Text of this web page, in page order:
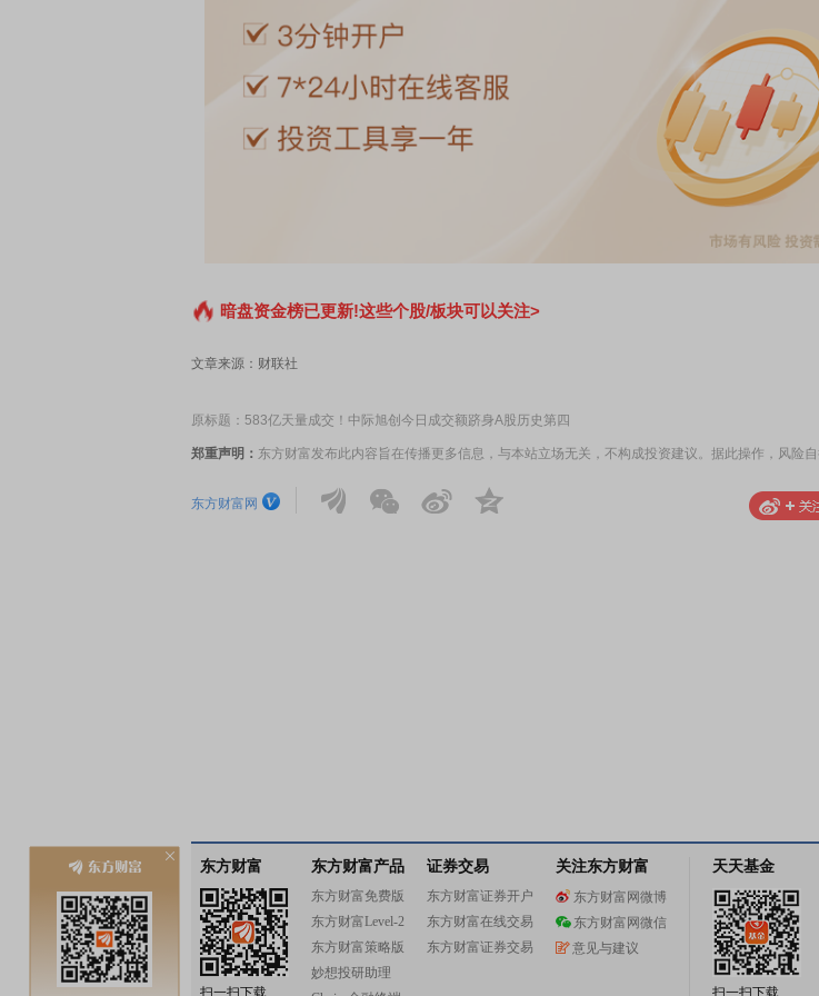
暗盘资金榜已更新!这些个股/板块可以关注>
文章来源：财联社
原标题：583亿天量成交！中际旭创今日成交额跻身A股历史第四
郑重声明： 东方财富发布此内容旨在传播更多信息，与本站立场无关，不构成投资建议。据此操作，风险自
东方财富网
首席连线｜东方财富证券陈果：A股再平衡的
债券知识通识：从基础认知到特色品种 了解北交所
东方财富
扫一扫下载
东方财富产品
东方财富免费版
东方财富Level-2
东方财富策略版
妙想投研助理
证券交易
东方财富证券开户
东方财富在线交易
东方财富证券交易
关注东方财富
东方财富网微博
东方财富网微信
意见与建议
天天基金
扫一扫下载